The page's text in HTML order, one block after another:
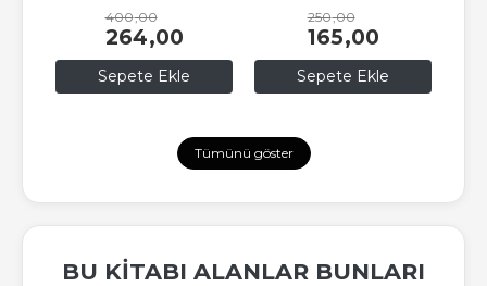
Sepete Ekle
400,00
264,00
Sepete Ekle
250,00
165,00
Tümünü göster
BU KITABI ALANLAR BUNLARI